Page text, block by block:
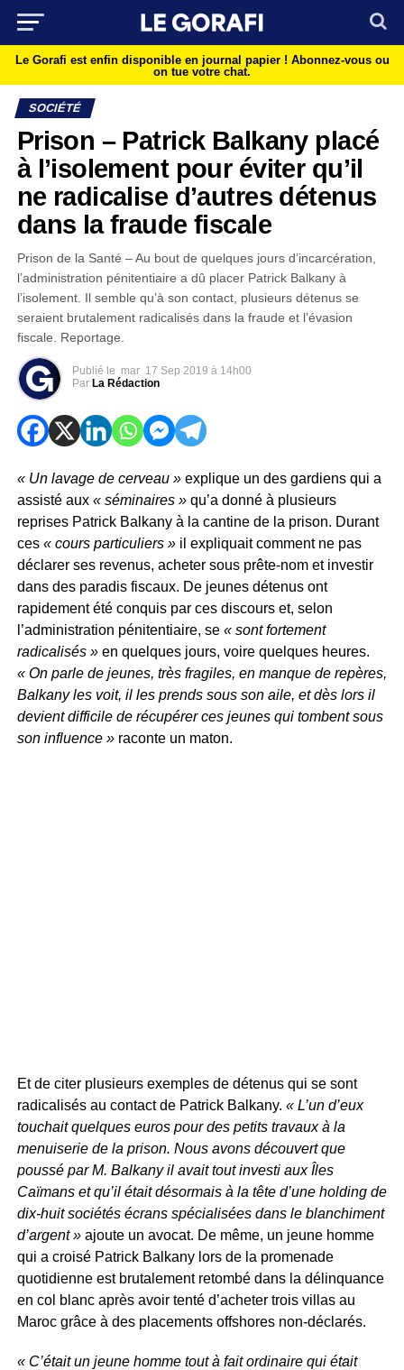
Le Gorafi est enfin disponible en journal papier ! Abonnez-vous ou
on tue votre chat.
SOCIÉTÉ
Prison – Patrick Balkany placé
à l’isolement pour éviter qu’il
ne radicalise d’autres détenus
dans la fraude fiscale
Prison de la Santé – Au bout de quelques jours d’incarcération,
l’administration pénitentiaire a dû placer Patrick Balkany à
l’isolement. Il semble qu’à son contact, plusieurs détenus se
seraient brutalement radicalisés dans la fraude et l’évasion
fiscale. Reportage.
Publié le mar 17 Sep 2019 à 14h00
Par La Rédaction
« Un lavage de cerveau » explique un des gardiens qui a
assisté aux « séminaires »qu’a donné à plusieurs
reprises Patrick Balkany à la cantine de la prison. Durant
ces « cours particuliers » il expliquait comment ne pas
déclarer ses revenus, acheter sous prête-nom et investir
dans des paradis fiscaux. De jeunes détenus ont
rapidement été conquis par ces discours et, selon
l’administration pénitentiaire, se « sont fortement
radicalisés » en quelques jours, voire quelques heures.
« On parle de jeunes, très fragiles, en manque de repères,
Balkany les voit, il les prends sous son aile, et dès lors il
devient difficile de récupérer ces jeunes qui tombent sous
son influence »raconte un maton.
Et de citer plusieurs exemples de détenus qui se sont
radicalisés au contact de Patrick Balkany. « L’un d’eux
touchait quelques euros pour des petits travaux à la
menuiserie de la prison. Nous avons découvert que
poussé par M. Balkany il avait tout investi aux Îles
Caïmans et qu’il était désormais à la tête d’une holding de
dix-huit sociétés écrans spécialisées dans le blanchiment
d’argent »ajoute un avocat. De même, un jeune homme
qui a croisé Patrick Balkany lors de la promenade
quotidienne est brutalement retombé dans la délinquance
en col blanc après avoir tenté d’acheter trois villas au
Maroc grâce à des placements offshores non-déclarés.
« C’était un jeune homme tout à fait ordinaire qui était